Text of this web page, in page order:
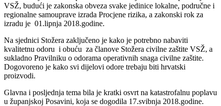
VSŽ, budući je zakonska obveza svake jedinice lokalne, područne i
regionalne samouprave izrada Procjene rizika, a zakonski rok za
izradu je 01.lipnja 2018.godine.
Na sjednici Stožera zaključeno je kako je potrebno nabaviti
kvalitetnu odoru i obuću za članove Stožera civilne zaštite VSŽ, a
sukladno Pravilniku o odorama operativnih snaga civilne zaštite.
Dogovoreno je kako svi dijelovi odore trebaju biti hrvatski
proizvodi.
Glavna i posljednja tema bila je kratki osvrt na katastrofalnu poplavu
u županjskoj Posavini, koja se dogodila 17.svibnja 2018.godine.